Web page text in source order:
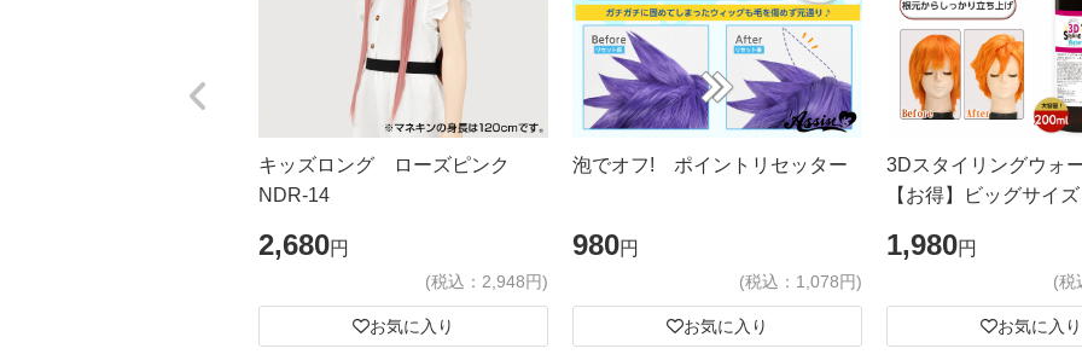
キッズロング ローズピンク
NDR-14
2,680円
(税込：2,948円)
お気に入り
泡でオフ! ポイントリセッター
980円
(税込：1,078円)
お気に入り
3Dスタイリングウ
【お得】ビッグサイズ
1,980円
(税
お気に入り